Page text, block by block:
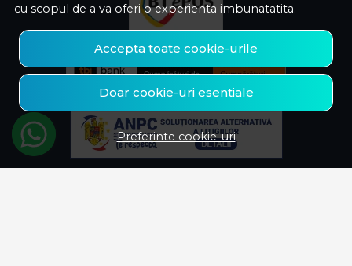
cu scopul de a va oferi o experienta imbunatatita.
Accepta toate cookie-urile
Doar cookie-uri esentiale
Preferinte cookie-uri